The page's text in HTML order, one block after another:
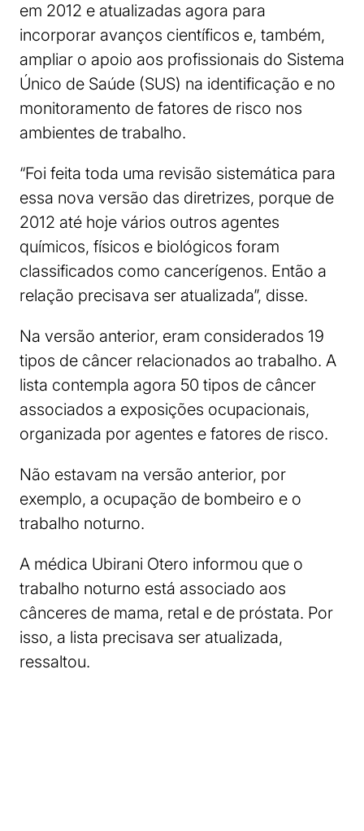
em 2012 e atualizadas agora para
incorporar avanços científicos e, também,
ampliar o apoio aos profissionais do Sistema
Único de Saúde (SUS) na identificação e no
monitoramento de fatores de risco nos
ambientes de trabalho.
“Foi feita toda uma revisão sistemática para
essa nova versão das diretrizes, porque de
2012 até hoje vários outros agentes
químicos, físicos e biológicos foram
classificados como cancerígenos. Então a
relação precisava ser atualizada”, disse.
Na versão anterior, eram considerados 19
tipos de câncer relacionados ao trabalho. A
lista contempla agora 50 tipos de câncer
associados a exposições ocupacionais,
organizada por agentes e fatores de risco.
Não estavam na versão anterior, por
exemplo, a ocupação de bombeiro e o
trabalho noturno.
A médica Ubirani Otero informou que o
trabalho noturno está associado aos
cânceres de mama, retal e de próstata. Por
isso, a lista precisava ser atualizada,
ressaltou.